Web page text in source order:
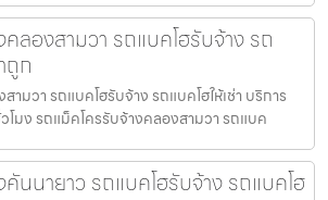
ลองสามวา รถแบคโฮรับจ้าง รถ
ถูก
ามวา รถแบคโฮรับจ้าง รถแบคโฮให้เช่า บริการ
โมง รถแม็คโครรับจ้างคลองสามวา รถแบค
นนายาว รถแบคโฮรับจ้าง รถแบคโฮ